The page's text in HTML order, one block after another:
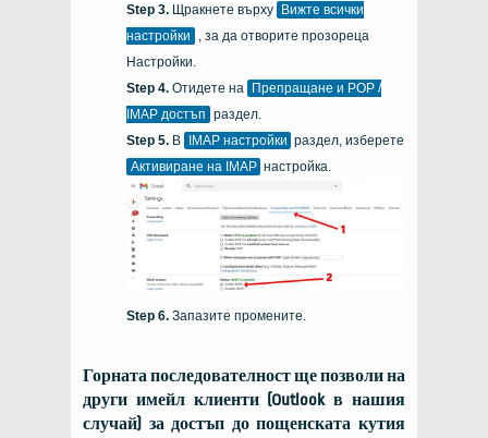
Щракнете върху Вижте всички
настройки
, за да отворите прозореца
Настройки.
Отидете на
Препращане и POP /
IMAP достъп раздел.
В IMAP настройки раздел, изберете
Активиране на IMAP настройка.
Запазите промените.
Горната последователност ще позволи на
други имейл клиенти (Outlook в нашия
случай) за достъп до пощенската кутия